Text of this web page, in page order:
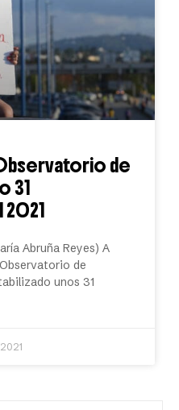
de
31
Abruña Reyes) A
de
unos 31